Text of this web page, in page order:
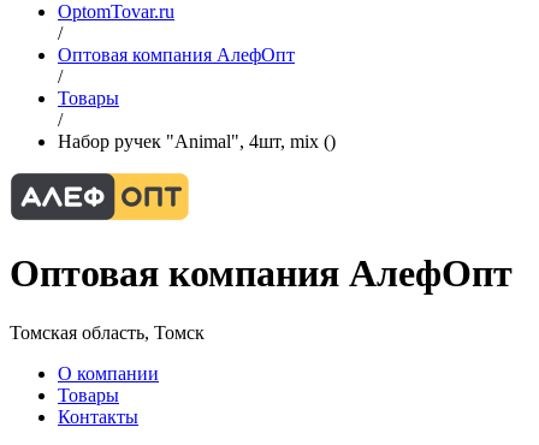
OptomTovar.ru
/
Оптовая компания АлефОпт
/
Товары
/
Набор ручек "Animal", 4шт, mix ()
Оптовая компания АлефОпт
Томская область, Томск
О компании
Товары
Контакты